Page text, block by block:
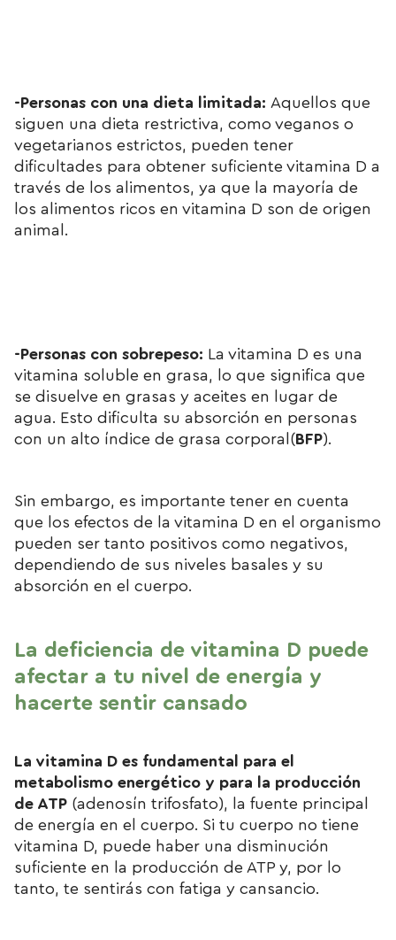
-Personas con una dieta limitada: Aquellos que
siguen una dieta restrictiva, como veganos o
vegetarianos estrictos, pueden tener
dificultades para obtener suficiente vitamina D a
través de los alimentos, ya que la mayoría de
los alimentos ricos en vitamina D son de origen
animal.
-Personas con sobrepeso: La vitamina D es una
vitamina soluble en grasa, lo que significa que
se disuelve en grasas y aceites en lugar de
agua. Esto dificulta su absorción en personas
con un alto índice de grasa corporal (BFP).
Sin embargo, es importante tener en cuenta
que los efectos de la vitamina D en el organismo
pueden ser tanto positivos como negativos,
dependiendo de sus niveles basales y su
absorción en el cuerpo.
La deficiencia de vitamina D puede
afectar a tu nivel de energía y
hacerte sentir cansado
La vitamina D es fundamental para el
metabolismo energético y para la producción
de ATP (adenosín trifosfato), la fuente principal
de energía en el cuerpo. Si tu cuerpo no tiene
vitamina D, puede haber una disminución
suficiente en la producción de ATP y, por lo
tanto, te sentirás con fatiga y cansancio.